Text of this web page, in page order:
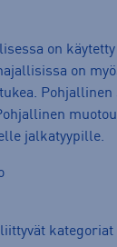
on
on
jalkatyypille.
liittyvät kategoriat